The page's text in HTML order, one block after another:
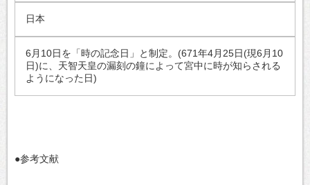
日本
6月10日を「時の記念日」と制定。(671年4月25日(現6月10
日)に、天智天皇の漏刻の鐘によって宮中に時が知らされる
ようになった日)
●参考文献